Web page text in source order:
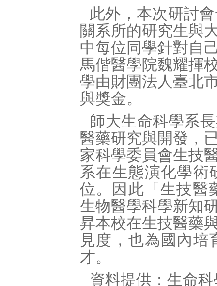
此外，本次研討
關系所的研究生與
中每位同學針對自
馬偕醫學院魏耀揮
學由財團法人臺北
與獎金。
師大生命科學系
醫藥研究與開發，
家科學委員會生技
系在生態演化學術
位。因此「生技醫
生物醫學科學新知
昇本校在生技醫藥
見度，也為國內
才。
資料提供：生命